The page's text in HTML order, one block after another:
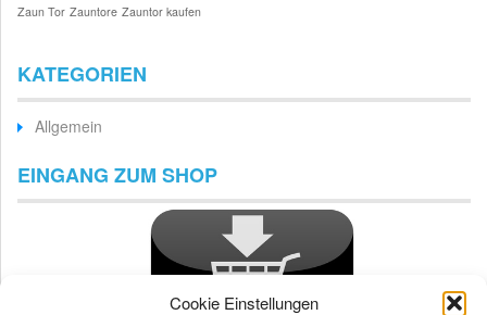
Cookie Einstellungen
Zaun Tor Zauntore Zauntor kaufen
KATEGORIEN
Allgemein
EINGANG ZUM SHOP